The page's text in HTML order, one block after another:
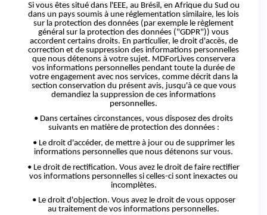
Si vous êtes situé dans l'EEE, au Brésil, en Afrique du Sud ou
dans un pays soumis à une réglementation similaire, les lois
sur la protection des données (par exemple le règlement
général sur la protection des données ("GDPR")) vous
accordent certains droits. En particulier, le droit d'accès, de
correction et de suppression des informations personnelles
que nous détenons à votre sujet. MDForLives conservera
vos informations personnelles pendant toute la durée de
votre engagement avec nos services, comme décrit dans la
section conservation du présent avis, jusqu'à ce que vous
demandiez la suppression de ces informations
personnelles.
• Dans certaines circonstances, vous disposez des droits
suivants en matière de protection des données :
• Le droit d'accéder, de mettre à jour ou de supprimer les
informations personnelles que nous détenons sur vous.
• Le droit de rectification. Vous avez le droit de faire rectifier
vos informations personnelles si celles-ci sont inexactes ou
incomplètes.
• Le droit d'objection. Vous avez le droit de vous opposer
au traitement de vos informations personnelles.